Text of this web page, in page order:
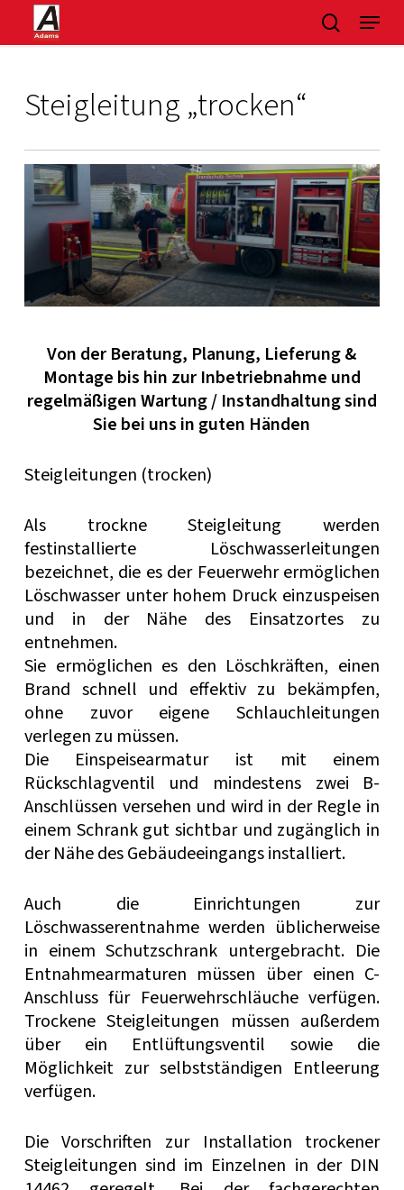
suchen
Menu
Steigleitung „trocken“
Von der Beratung, Planung, Lieferung &
Montage bis hin zur Inbetriebnahme und
regelmäßigen Wartung / Instandhaltung sind
Sie bei uns in guten Händen
Steigleitungen (trocken)
Als trockne Steigleitung werden
festinstallierte Löschwasserleitungen
bezeichnet, die es der Feuerwehr ermöglichen
Löschwasser unter hohem Druck einzuspeisen
und in der Nähe des Einsatzortes zu
entnehmen.
Sie ermöglichen es den Löschkräften, einen
Brand schnell und effektiv zu bekämpfen,
ohne zuvor eigene Schlauchleitungen
verlegen zu müssen.
Die Einspeisearmatur ist mit einem
Rückschlagventil und mindestens zwei B-
Anschlüssen versehen und wird in der Regle in
einem Schrank gut sichtbar und zugänglich in
der Nähe des Gebäudeeingangs installiert.
Auch die Einrichtungen zur
Löschwasserentnahme werden üblicherweise
in einem Schutzschrank untergebracht. Die
Entnahmearmaturen müssen über einen C-
Anschluss für Feuerwehrschläuche verfügen.
Trockene Steigleitungen müssen außerdem
über ein Entlüftungsventil sowie die
Möglichkeit zur selbstständigen Entleerung
verfügen.
Die Vorschriften zur Installation trockener
Steigleitungen sind im Einzelnen in der DIN